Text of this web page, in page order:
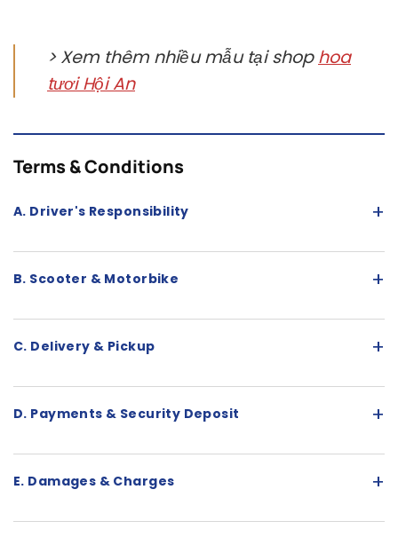
> Xem thêm nhiều mẫu tại shophoa
tươi Hội An
Terms & Conditions
A. Driver's Responsibility +
B. Scooter & Motorbike +
C. Delivery & Pickup +
D. Payments & Security Deposit +
E. Damages & Charges +